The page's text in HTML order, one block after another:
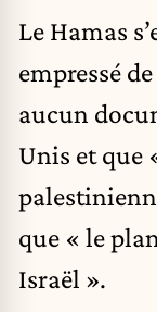
Le Hamas
empressé
aucun
Unis et que
que « le
Israël ».